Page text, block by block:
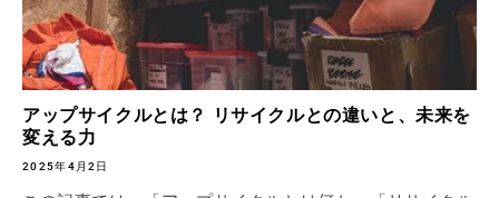
アップサイクルとは？ リサイクルとの違いと、未来を
変える力
2025年4月2日